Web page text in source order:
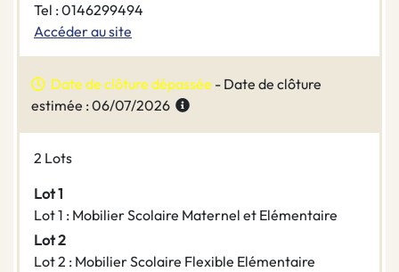
Tel : 0146299494
Accéder au site
Date de clôture dépassée - Date de clôture
estimée : 06/07/2026
2 Lots
Lot 1
Lot 1 : Mobilier Scolaire Maternel et Elémentaire
Lot 2
Lot 2 : Mobilier Scolaire Flexible Elémentaire